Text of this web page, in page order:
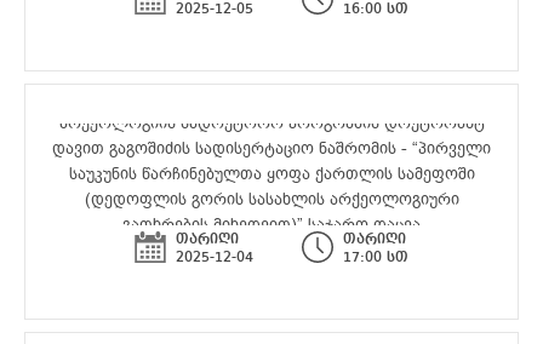
2025-12-05
16:00 სთ
არქეოლოგიის სადოქტორო პროგრამის დოქტორანტ
დავით გაგოშიძის სადისერტაციო ნაშრომის - “პირველი
საუკუნის წარჩინებულთა ყოფა ქართლის სამეფოში
(დედოფლის გორის სასახლის არქეოლოგიური
გათხრების მიხედვით)” საჯარო დაცვა
თარიღი
2025-12-04
თარიღი
17:00 სთ